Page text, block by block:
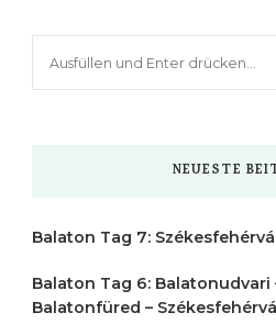
NEUESTE
Balaton Tag 7:
Balaton Tag 6: Balatonudvari
Balatonfüred –